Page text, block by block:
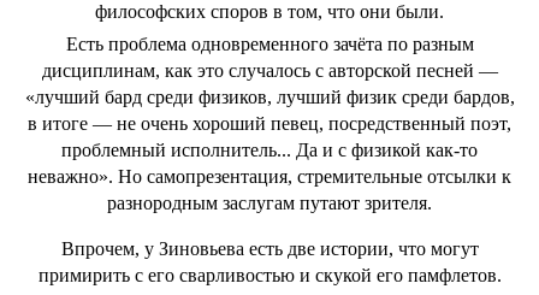
философских споров в том, что они были.
Есть проблема одновременного зачёта по разным
дисциплинам, как это случалось с авторской песней —
«лучший бард среди физиков, лучший физик среди бардов,
в итоге — не очень хороший певец, посредственный поэт,
проблемный исполнитель... Да и с физикой как-то
неважно». Но самопрезентация, стремительные отсылки к
разнородным заслугам путают зрителя.
Впрочем, у Зиновьева есть две истории, что могут
примирить с его сварливостью и скукой его памфлетов.